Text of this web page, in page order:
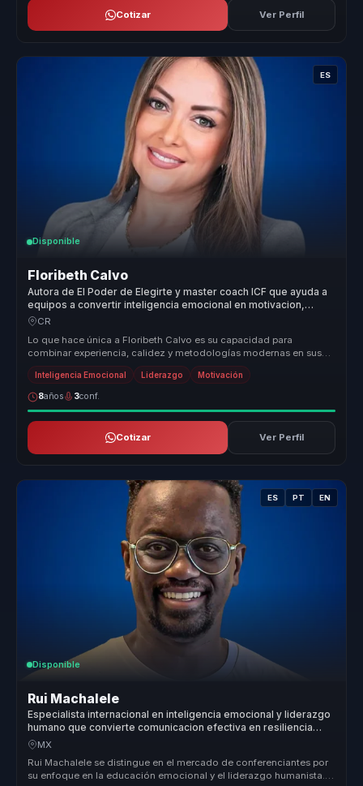
Cotizar Ver Perfil
ES
Disponible
Floribeth Calvo
Autora de El Poder de Elegirte y master coach ICF que ayuda a
equipos a convertir inteligencia emocional en motivacion,
productividad y liderazgo consciente.
CR
Lo que hace única a Floribeth Calvo es su capacidad para
combinar experiencia, calidez y metodologías modernas en sus
conferencias. Su en...
Inteligencia Emocional Liderazgo Motivación
8años 3conf.
Cotizar Ver Perfil
ES PT EN
Disponible
Rui Machalele
Especialista internacional en inteligencia emocional y liderazgo
humano que convierte comunicacion efectiva en resiliencia
para empresas y equipos.
MX
Rui Machalele se distingue en el mercado de conferenciantes por
su enfoque en la educación emocional y el liderazgo humanista.